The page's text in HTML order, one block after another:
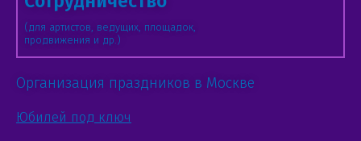
(для артистов, ведущих, площадок,
продвижения и др.)
Организация праздников в Москве
Юбилей под ключ